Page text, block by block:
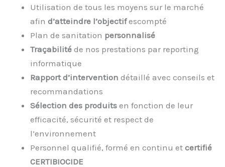
Utilisation de tous les moyens sur le marché
afin d’atteindre l’objectifescompté
Plan de sanitation personnalisé
Traçabilité de nos prestations par reporting
informatique
Rapport d’intervention détaillé avec conseils et
recommandations
Sélection des produits en fonction de leur
efficacité, sécurité et respect de
l’environnement
Personnel qualifié, formé en continu et certifié
CERTIBIOCIDE